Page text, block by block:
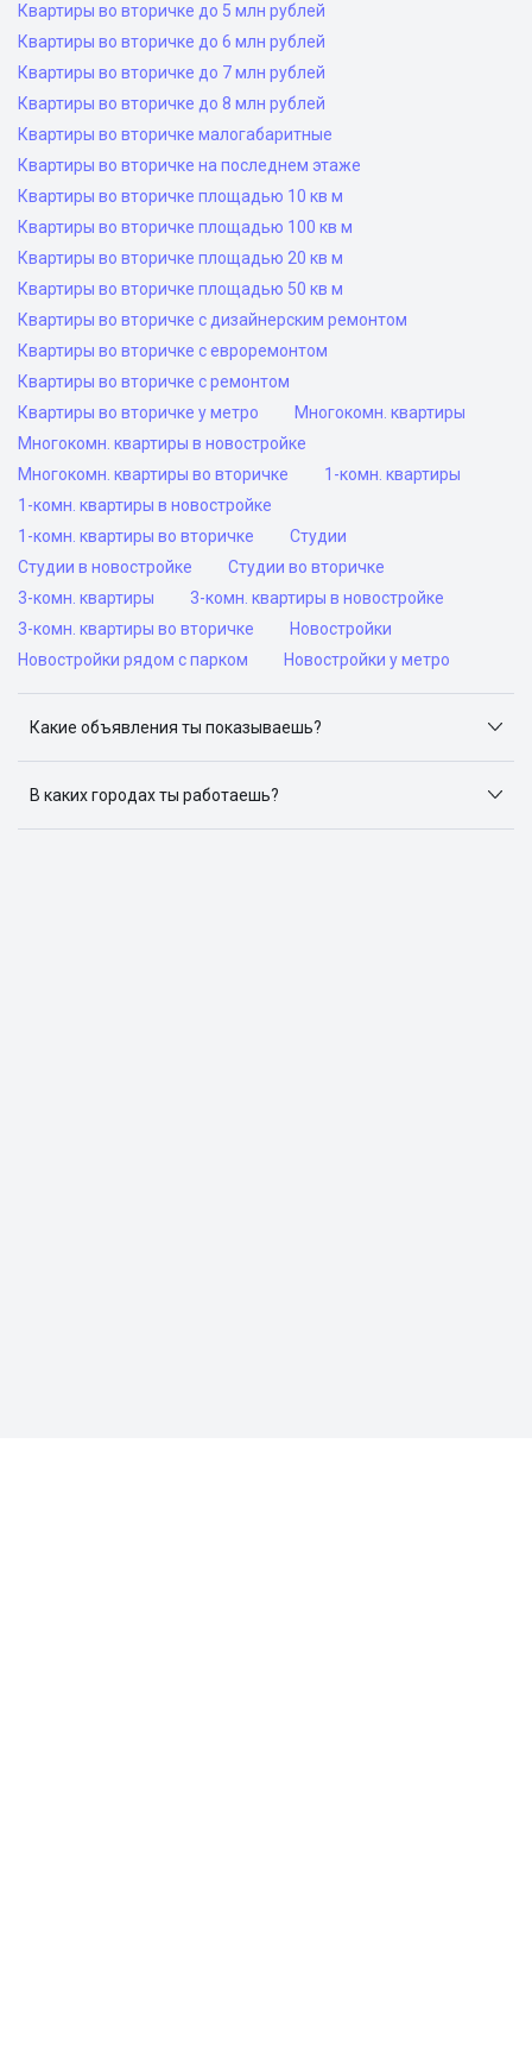
Квартиры во вторичке до 5 млн рублей
Квартиры во вторичке до 6 млн рублей
Квартиры во вторичке до 7 млн рублей
Квартиры во вторичке до 8 млн рублей
Квартиры во вторичке малогабаритные
Квартиры во вторичке на последнем этаже
Квартиры во вторичке площадью 10 кв м
Квартиры во вторичке площадью 100 кв м
Квартиры во вторичке площадью 20 кв м
Квартиры во вторичке площадью 50 кв м
Квартиры во вторичке с дизайнерским ремонтом
Квартиры во вторичке с евроремонтом
Квартиры во вторичке с ремонтом
Квартиры во вторичке у метро
Многокомн. квартиры
Многокомн. квартиры в новостройке
Многокомн. квартиры во вторичке
1-комн. квартиры
1-комн. квартиры в новостройке
1-комн. квартиры во вторичке
Студии
Студии в новостройке
Студии во вторичке
3-комн. квартиры
3-комн. квартиры в новостройке
3-комн. квартиры во вторичке
Новостройки
Новостройки рядом с парком
Новостройки у метро
Какие объявления ты показываешь?
объявлений: ЦИАН, Домклик, Яндекс.Недвижимость,
Авито, Самолет.Плюс.
В каких городах ты работаешь?